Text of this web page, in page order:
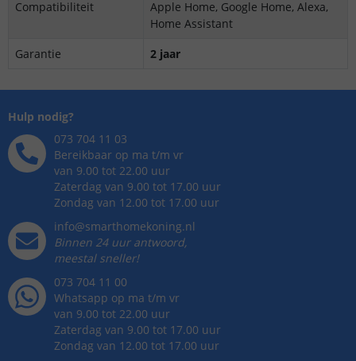
Compatibiliteit
Apple Home, Google Home, Alexa,
Home Assistant
Garantie
2 jaar
Hulp nodig?
073 704 11 03
Bereikbaar op ma t/m vr
van 9.00 tot 22.00 uur
Zaterdag van 9.00 tot 17.00 uur
Zondag van 12.00 tot 17.00 uur
info@smarthomekoning.nl
Binnen 24 uur antwoord,
meestal sneller!
073 704 11 00
Whatsapp op ma t/m vr
van 9.00 tot 22.00 uur
Zaterdag van 9.00 tot 17.00 uur
Zondag van 12.00 tot 17.00 uur